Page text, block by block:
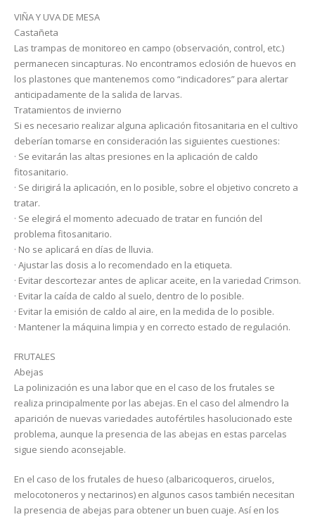
VIÑA Y UVA DE MESA
Castañeta
Las trampas de monitoreo en campo (observación, control, etc.)
permanecen sincapturas. No encontramos eclosión de huevos en
los plastones que mantenemos como “indicadores” para alertar
anticipadamente de la salida de larvas.
Tratamientos de invierno
Si es necesario realizar alguna aplicación fitosanitaria en el cultivo
deberían tomarse en consideración las siguientes cuestiones:
· Se evitarán las altas presiones en la aplicación de caldo
fitosanitario.
· Se dirigirá la aplicación, en lo posible, sobre el objetivo concreto a
tratar.
· Se elegirá el momento adecuado de tratar en función del
problema fitosanitario.
· No se aplicará en días de lluvia.
· Ajustar las dosis a lo recomendado en la etiqueta.
· Evitar descortezar antes de aplicar aceite, en la variedad Crimson.
· Evitar la caída de caldo al suelo, dentro de lo posible.
· Evitar la emisión de caldo al aire, en la medida de lo posible.
· Mantener la máquina limpia y en correcto estado de regulación.
FRUTALES
Abejas
La polinización es una labor que en el caso de los frutales se
realiza principalmente por las abejas. En el caso del almendro la
aparición de nuevas variedades autofértiles hasolucionado este
problema, aunque la presencia de las abejas en estas parcelas
sigue siendo aconsejable.
En el caso de los frutales de hueso (albaricoqueros, ciruelos,
melocotoneros y nectarinos) en algunos casos también necesitan
la presencia de abejas para obtener un buen cuaje. Así en los